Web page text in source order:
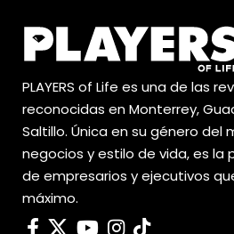
PLAYERS of Life es una de las
reconocidas en Monterrey,
Saltillo. Única en su género del
negocios y estilo de vida, es la
de empresarios y ejecutivos
máximo.